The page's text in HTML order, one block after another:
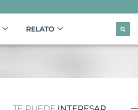
RELATO